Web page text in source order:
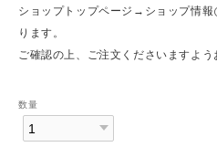
ショップトップページ→ショップ情
ります。
ご確認の上、ご注文くださいますよう
数量